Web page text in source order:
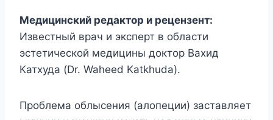
Медицинский редактор и рецензент:
Известный врач и эксперт в области
эстетической медицины доктор Вахид
Катхуда (Dr. Waheed Katkhuda).
Проблема облысения (алопеции) заставляет